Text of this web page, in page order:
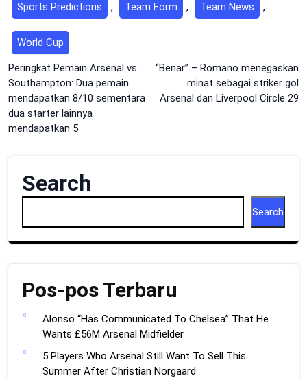
Sports Predictions , Team Form , Team News ,
World Cup
Post
navigation
Peringkat Pemain Arsenal vs
Southampton: Dua pemain
mendapatkan 8/10 sementara
dua starter lainnya
mendapatkan 5
“Benar” – Romano menegaskan
minat sebagai striker gol
Arsenal dan Liverpool Circle 29
Search
Search
Pos-pos Terbaru
Alonso “Has Communicated To Chelsea” That He
Wants £56M Arsenal Midfielder
5 Players Who Arsenal Still Want To Sell This
Summer After Christian Norgaard